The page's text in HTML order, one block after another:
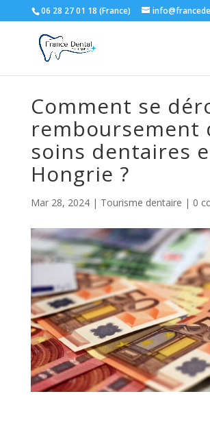
06 28 27 01 18 (France)
Comment se
remboursement
soins dentaires
Hongrie ?
Mar 28, 2024| Tourisme dentaire | 0